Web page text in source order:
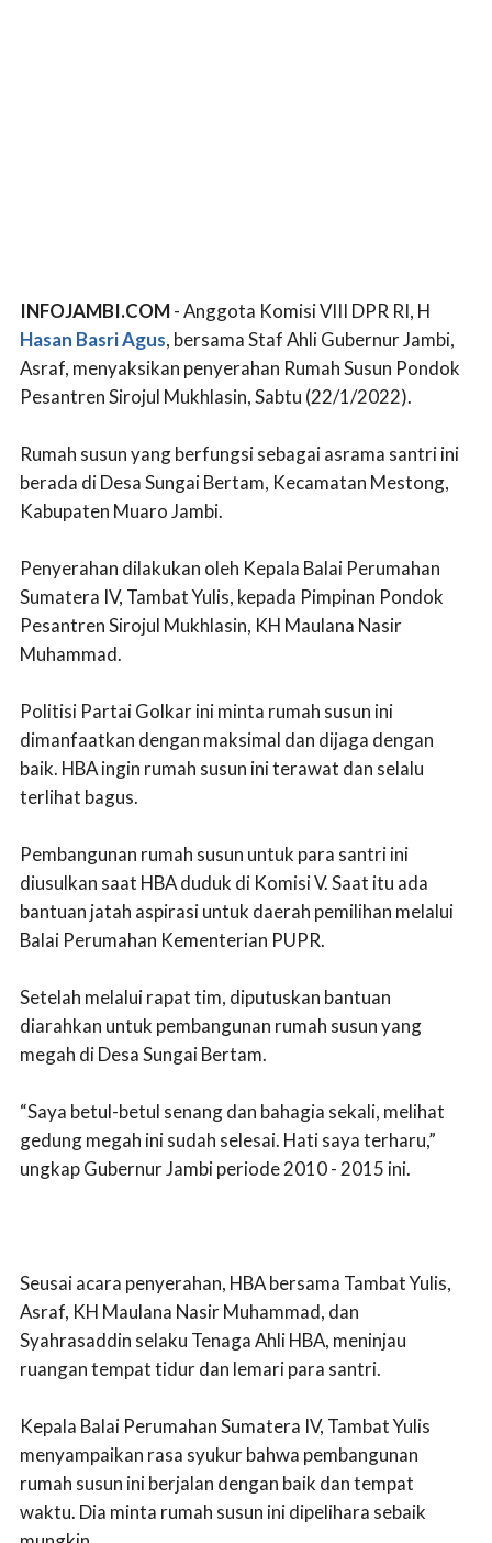
INFOJAMBI.COM- Anggota Komisi VIII DPR RI, H
Hasan Basri Agus, bersama Staf Ahli Gubernur Jambi,
Asraf, menyaksikan penyerahan Rumah Susun Pondok
Pesantren Sirojul Mukhlasin, Sabtu (22/1/2022).
Rumah susun yang berfungsi sebagai asrama santri ini
berada di Desa Sungai Bertam, Kecamatan Mestong,
Kabupaten Muaro Jambi.
Penyerahan dilakukan oleh Kepala Balai Perumahan
Sumatera IV, Tambat Yulis, kepada Pimpinan Pondok
Pesantren Sirojul Mukhlasin, KH Maulana Nasir
Muhammad.
Politisi Partai Golkar ini minta rumah susun ini
dimanfaatkan dengan maksimal dan dijaga dengan
baik. HBA ingin rumah susun ini terawat dan selalu
terlihat bagus.
Pembangunan rumah susun untuk para santri ini
diusulkan saat HBA duduk di Komisi V. Saat itu ada
bantuan jatah aspirasi untuk daerah pemilihan melalui
Balai Perumahan Kementerian PUPR.
Setelah melalui rapat tim, diputuskan bantuan
diarahkan untuk pembangunan rumah susun yang
megah di Desa Sungai Bertam.
“Saya betul-betul senang dan bahagia sekali, melihat
gedung megah ini sudah selesai. Hati saya terharu,”
ungkap Gubernur Jambi periode 2010 - 2015 ini.
Seusai acara penyerahan, HBA bersama Tambat Yulis,
Asraf, KH Maulana Nasir Muhammad, dan
Syahrasaddin selaku Tenaga Ahli HBA, meninjau
ruangan tempat tidur dan lemari para santri.
Kepala Balai Perumahan Sumatera IV, Tambat Yulis
menyampaikan rasa syukur bahwa pembangunan
rumah susun ini berjalan dengan baik dan tempat
waktu. Dia minta rumah susun ini dipelihara sebaik